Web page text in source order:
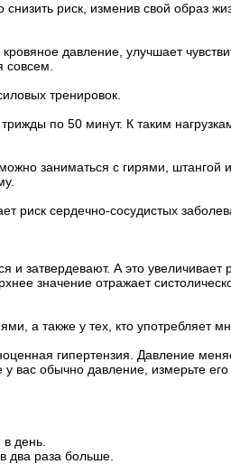
риск, изменив свой образ
давление, улучшает
совсем.
тренировок.
по 50 минут. К таким нагрузкам
заниматься с гирями, штангой
риск сердечно-сосудистых
и затвердевают. А это увеличивает
значение отражает
а также у тех, кто употребляет
гипертензия. Давление
обычно давление, измерьте его
день.
два раза больше.